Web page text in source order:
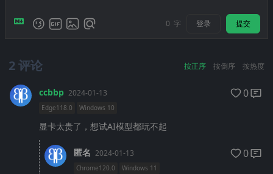
0 字 登录 提交
2评论 按正序 按倒序 按热度
ccbbp 2024-01-13 0
Edge118.0 Windows 10
显卡太贵了，想试AI模型都玩不起
匿名 2024-01-13 0
Chrome120.0 Windows 11